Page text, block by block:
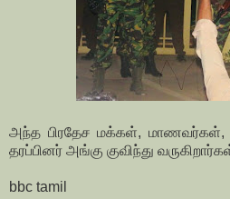
அந்த பிரதேச மக்கள், மாணவர்கள்,
தரப்பினர் அங்கு குவிந்து
bbc tamil